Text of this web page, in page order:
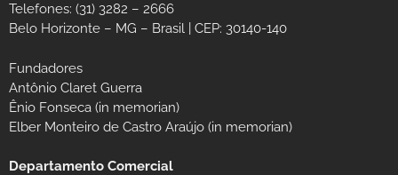
Telefones: (31) 3282 – 2666
Belo Horizonte – MG – Brasil | CEP: 30140-140
Fundadores
Antônio Claret Guerra
Ênio Fonseca (in memorian)
Elber Monteiro de Castro Araújo (in memorian)
Departamento Comercial